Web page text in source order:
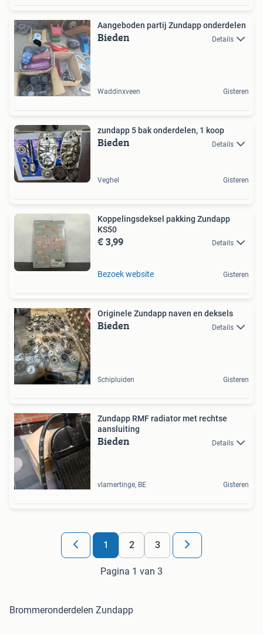
Aangeboden partij Zundapp onderdelen
Bieden Details
Waddinxveen Gisteren
zundapp 5 bak onderdelen, 1 koop
Bieden Details
Veghel Gisteren
Koppelingsdeksel pakking Zundapp
KS50
€ 3,99 Details
Bezoek website Gisteren
Originele Zundapp naven en deksels
Bieden Details
Schipluiden Gisteren
Zundapp RMF radiator met rechtse
aansluiting
Bieden Details
vlamertinge, BE Gisteren
1 2 3
Pagina 1 van 3
Brommeronderdelen Zundapp